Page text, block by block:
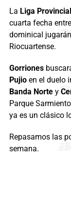
La Liga
cuarta fecha
dominical
Riocuartense.
Gorriones
Pujio en el duelo
Banda Norte y
Parque
ya es un clásico
Repasamos las
semana.